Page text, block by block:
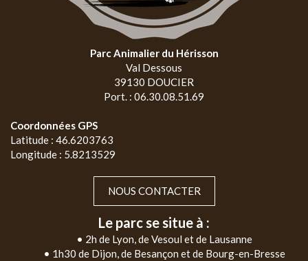
Parc Animalier du Hérisson
Val Dessous
39130 DOUCIER
Port. : 06.30.08.51.69
Coordonnées GPS
Latitude : 46.6203763
Longitude : 5.8213529
NOUS CONTACTER
Le parc se situe à :
• 2h de Lyon, de Vesoul et de Lausanne
• 1h30 de Dijon, de Besançon et de Bourg-en-Bresse